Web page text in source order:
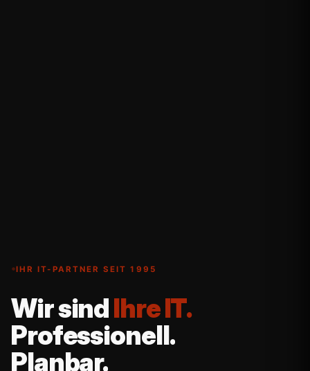
IHR IT-PARTNER SEIT 1995
WirsindIhre IT.
Professionell.
Planbar.